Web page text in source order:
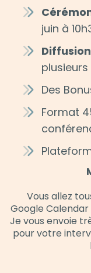
juin à
Diffusion
plusieurs
Des
Format
Vous allez
Google
Je vous envoie
pour votre